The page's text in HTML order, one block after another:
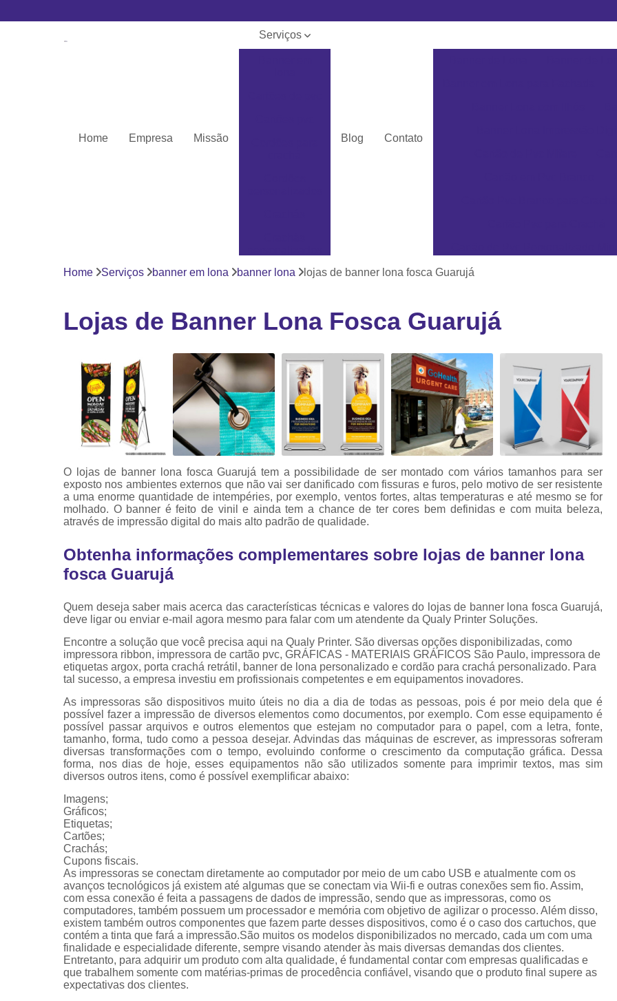
Home Empresa Missão
Serviços
Impressoras
Ribbon
impressoras
Ribbons
Blog Contato
Cartão Pvc
Cordão de Crachá
Cordão para Crachá
Cordão para Crachá em
Cordão para Crachá
Fábrica
Cordões para
Cordinha de
Cordinha
Cordinha para
Cordão Crachá
Cordão de Crachá Personalizado
Cordão para Crachá com
Cordão
Cordão
Cordão
Fita para Crachá Personalizada
Crachá de
Crachá de
Crachá e
Crachá
Crachá
Crachá
Home Serviços banner em lona banner lona lojas de banner lona fosca Guarujá
Lojas de Banner Lona Fosca Guarujá
O lojas de banner lona fosca Guarujá tem a possibilidade de ser montado com vários tamanhos para ser
exposto nos ambientes externos que não vai ser danificado com fissuras e furos, pelo motivo de ser resistente
a uma enorme quantidade de intempéries, por exemplo, ventos fortes, altas temperaturas e até mesmo se for
molhado. O banner é feito de vinil e ainda tem a chance de ter cores bem definidas e com muita beleza,
através de impressão digital do mais alto padrão de qualidade.
Obtenha informações complementares sobre lojas de banner lona
fosca Guarujá
Quem deseja saber mais acerca das características técnicas e valores do lojas de banner lona fosca Guarujá,
deve ligar ou enviar e-mail agora mesmo para falar com um atendente da Qualy Printer Soluções.
Encontre a solução que você precisa aqui na Qualy Printer. São diversas opções disponibilizadas, como
impressora ribbon, impressora de cartão pvc, GRÁFICAS - MATERIAIS GRÁFICOS São Paulo, impressora de
etiquetas argox, porta crachá retrátil, banner de lona personalizado e cordão para crachá personalizado. Para
tal sucesso, a empresa investiu em profissionais competentes e em equipamentos inovadores.
As impressoras são dispositivos muito úteis no dia a dia de todas as pessoas, pois é por meio dela que é
possível fazer a impressão de diversos elementos como documentos, por exemplo. Com esse equipamento é
possível passar arquivos e outros elementos que estejam no computador para o papel, com a letra, fonte,
tamanho, forma, tudo como a pessoa desejar. Advindas das máquinas de escrever, as impressoras sofreram
diversas transformações com o tempo, evoluindo conforme o crescimento da computação gráfica. Dessa
forma, nos dias de hoje, esses equipamentos não são utilizados somente para imprimir textos, mas sim
diversos outros itens, como é possível exemplificar abaixo:
Imagens;
Gráficos;
Etiquetas;
Cartões;
Crachás;
Cupons fiscais.
As impressoras se conectam diretamente ao computador por meio de um cabo USB e atualmente com os
avanços tecnológicos já existem até algumas que se conectam via Wii-fi e outras conexões sem fio. Assim,
com essa conexão é feita a passagens de dados de impressão, sendo que as impressoras, como os
computadores, também possuem um processador e memória com objetivo de agilizar o processo. Além disso,
existem também outros componentes que fazem parte desses dispositivos, como é o caso dos cartuchos, que
contém a tinta que fará a impressão.São muitos os modelos disponibilizados no mercado, cada um com uma
finalidade e especialidade diferente, sempre visando atender às mais diversas demandas dos clientes.
Entretanto, para adquirir um produto com alta qualidade, é fundamental contar com empresas qualificadas e
que trabalhem somente com matérias-primas de procedência confiável, visando que o produto final supere as
expectativas dos clientes.